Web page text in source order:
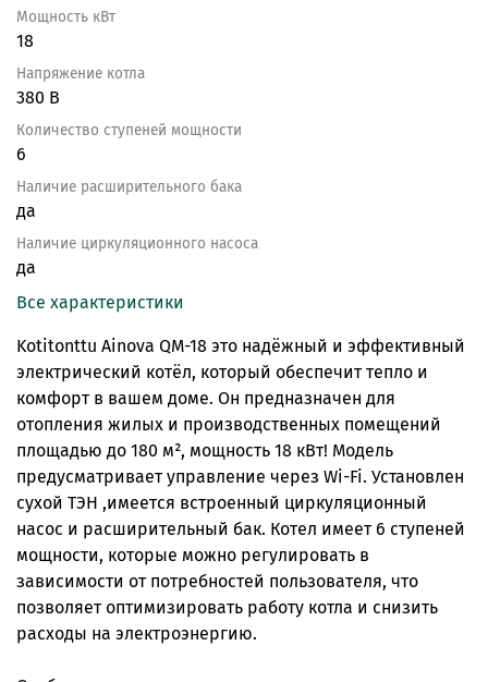
Мощность кВт
18
Напряжение котла
380 В
Количество ступеней мощности
6
Наличие расширительного бака
да
Наличие циркуляционного насоса
да
Все характеристики
Kotitonttu Ainova QM-18 это надёжный и эффективный
электрический котёл, который обеспечит тепло и
комфорт в вашем доме. Он предназначен для
отопления жилых и производственных помещений
площадью до 180 м², мощность 18 кВт! Модель
предусматривает управление через Wi-Fi. Установлен
сухой ТЭН ,имеется встроенный циркуляционный
насос и расширительный бак. Котел имеет 6 ступеней
мощности, которые можно регулировать в
зависимости от потребностей пользователя, что
позволяет оптимизировать работу котла и снизить
расходы на электроэнергию.